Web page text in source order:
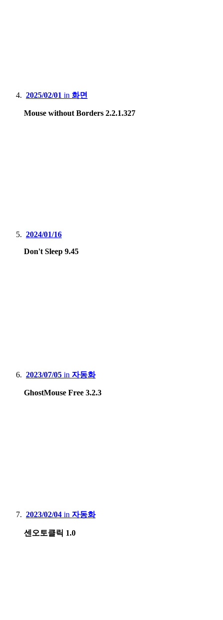
2025/02/01 in 화면
Mouse without Borders 2.2.1.327
2024/01/16
Don't Sleep 9.45
2023/07/05 in 자동화
GhostMouse Free 3.2.3
2023/02/04 in 자동화
센오토클릭 1.0